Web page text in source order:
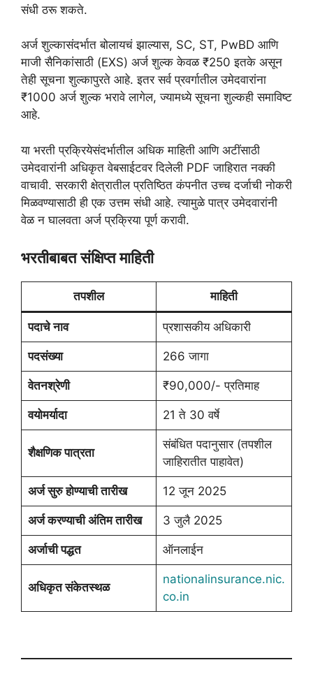
संधी ठरू शकते.
अर्ज शुल्कासंदर्भात बोलायचं झाल्यास, SC, ST, PwBD आणि
माजी सैनिकांसाठी (EXS) अर्ज शुल्क केवळ ₹250 इतके असून
तेही सूचना शुल्कापुरते आहे. इतर सर्व प्रवर्गातील उमेदवारांना
₹1000 अर्ज शुल्क भरावे लागेल, ज्यामध्ये सूचना शुल्कही समाविष्ट
आहे.
या भरती प्रक्रियेसंदर्भातील अधिक माहिती आणि अटींसाठी
उमेदवारांनी अधिकृत वेबसाईटवर दिलेली PDF जाहिरात नक्की
वाचावी. सरकारी क्षेत्रातील प्रतिष्ठित कंपनीत उच्च दर्जाची नोकरी
मिळवण्यासाठी ही एक उत्तम संधी आहे. त्यामुळे पात्र उमेदवारांनी
वेळ न घालवता अर्ज प्रक्रिया पूर्ण करावी.
भरतीबाबत संक्षिप्त माहिती
तपशील माहिती
पदाचे नाव प्रशासकीय अधिकारी
पदसंख्या 266 जागा
वेतनश्रेणी ₹90,000/- प्रतिमाह
वयोमर्यादा 21 ते 30 वर्षे
शैक्षणिक पात्रता
संबंधित पदानुसार (तपशील
जाहिरातीत पाहावेत)
अर्ज सुरु होण्याची तारीख 12 जून 2025
अर्ज करण्याची अंतिम तारीख 3 जुलै 2025
अर्जाची पद्धत ऑनलाईन
अधिकृत संकेतस्थळ
nationalinsurance.nic.
co.in